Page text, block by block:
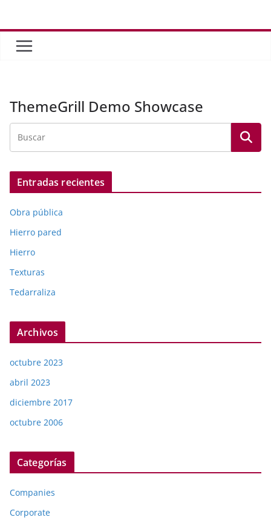
contenido
ThemeGrill Demo Showcase
Entradas recientes
Obra pública
Hierro pared
Hierro
Texturas
Tedarraliza
Archivos
octubre 2023
abril 2023
diciembre 2017
octubre 2006
Categorías
Companies
Corporate